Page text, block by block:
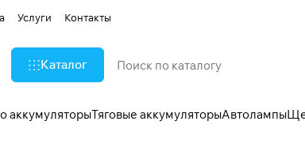
Услуги Контакты
Каталог
аккумуляторыТяговые аккумуляторыАвтолампы